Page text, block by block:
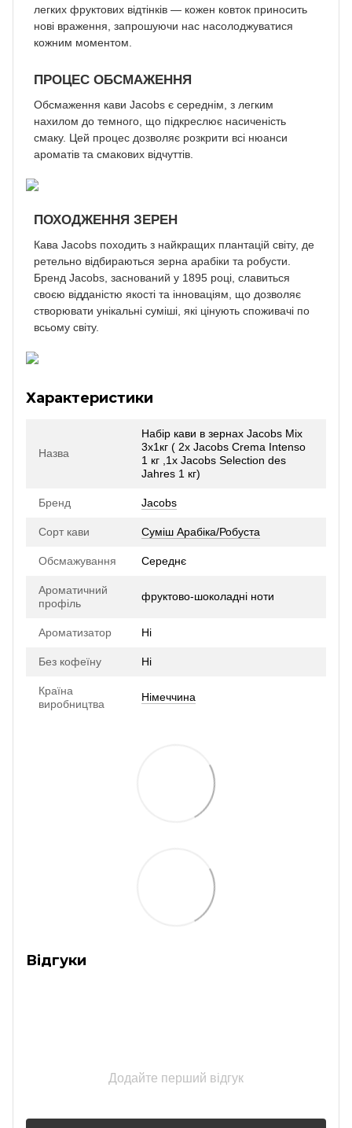
легких фруктових відтінків — кожен ковток приносить
нові враження, запрошуючи нас насолоджуватися
кожним моментом.
ПРОЦЕС ОБСМАЖЕННЯ
Обсмаження кави Jacobs є середнім, з легким
нахилом до темного, що підкреслює насиченість
смаку. Цей процес дозволяє розкрити всі нюанси
ароматів та смакових відчуттів.
ПОХОДЖЕННЯ ЗЕРЕН
Кава Jacobs походить з найкращих плантацій світу, де
ретельно відбираються зерна арабіки та робусти.
Бренд Jacobs, заснований у 1895 році, славиться
своєю відданістю якості та інноваціям, що дозволяє
створювати унікальні суміші, які цінують споживачі по
всьому світу.
Характеристики
Назва
Набір кави в зернах Jacobs Mix
3х1кг ( 2x Jacobs Crema Intenso
1 кг ,1x Jacobs Selection des
Jahres 1 кг)
Бренд Jacobs
Сорт кави Суміш Арабіка/Робуста
Обсмажування Середнє
Ароматичний
профіль
фруктово-шоколадні ноти
Ароматизатор Ні
Без кофеїну Ні
Країна
виробництва
Німеччина
Відгуки
Додайте перший відгук